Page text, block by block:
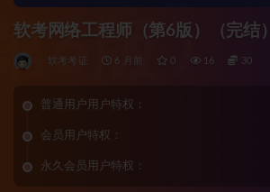
软考网络工程师（第6版）（完结）
软考考证 6 月前 0 16 30
普通用户用户特权：
会员用户特权：
永久会员用户特权：